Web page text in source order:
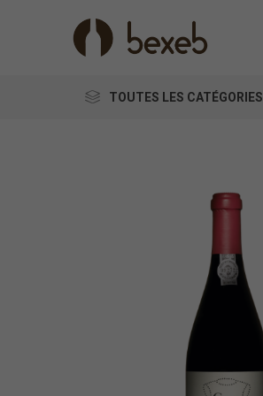
TOUTES LES CATÉGORIES